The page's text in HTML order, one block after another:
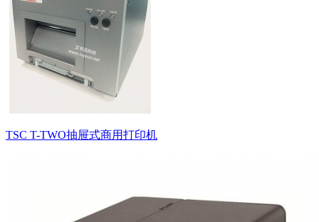
TSC T-TWO抽屉式商用打印机